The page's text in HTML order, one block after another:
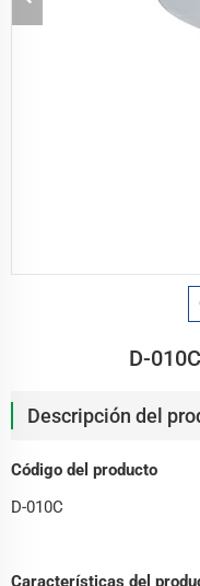
D-
Descripción del
Código del producto
D-010C